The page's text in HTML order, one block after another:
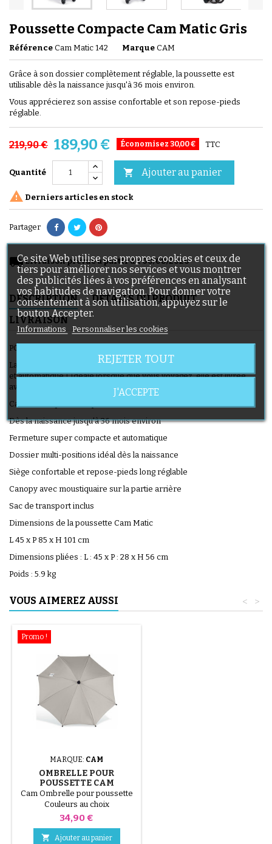
Poussette Compacte Cam Matic Gris
Référence Cam Matic 142 Marque CAM
Grâce à son dossier complètement réglable, la poussette est
utilisable dès la naissance jusqu'à 36 mois environ.
Vous apprécierez son assise confortable et son repose-pieds
réglable.
219,90 € 189,90 € Économisez 30,00 € TTC
Quantité  Ajouter au panier
 Derniers articles en stock
Partager
local_shippingLivraison prévue à partir du 08/08/2026
DESCRIPTION
DÉTAILS DU PRODUIT
LIVRAISON
POUSSETTE CAM MATIC
La poussette Cam Matic dispose d'une fermeture super compacte
et automatique ! Idéale lorsque que vous voyagez, elle est livrée
avec son sac de transport.
Caractéristiques de la poussette Cam Matic
Dès la naissance jusqu'à 36 mois environ
Fermeture super compacte et automatique
Dossier multi-positions idéal dès la naissance
Siège confortable et repose-pieds long réglable
Canopy avec moustiquaire sur la partie arrière
Sac de transport inclus
Dimensions de la poussette Cam Matic
L 45 x P 85 x H 101 cm
Dimensions pliées : L : 45 x P : 28 x H 56 cm
Poids : 5.9 kg
VOUS AIMEREZ AUSSI >
<
Promo !
MARQUE: CAM
OMBRELLE POUR
POUSSETTE CAM
Cam Ombrelle pour poussette
Couleurs au choix
Prix
34,90 €
 Ajouter au panier
Ce site Web utilise ses propres cookies et ceux de
tiers pour améliorer nos services et vous montrer
des publicités liées à vos préférences en analysant
vos habitudes de navigation. Pour donner votre
consentement à son utilisation, appuyez sur le
bouton Accepter.
Informations Personnaliser les cookies
REJETER TOUT
J'ACCEPTE